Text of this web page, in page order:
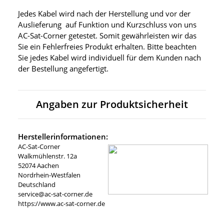
Jedes Kabel wird nach der Herstellung und vor der
Auslieferung auf Funktion und Kurzschluss von uns
AC-Sat-Corner getestet. Somit gewährleisten wir das
Sie ein Fehlerfreies Produkt erhalten. Bitte beachten
Sie jedes Kabel wird individuell für dem Kunden nach
der Bestellung angefertigt.
Angaben zur Produktsicherheit
Herstellerinformationen:
AC-Sat-Corner
Walkmühlenstr. 12a
52074 Aachen
Nordrhein-Westfalen
Deutschland
service@ac-sat-corner.de
https://www.ac-sat-corner.de